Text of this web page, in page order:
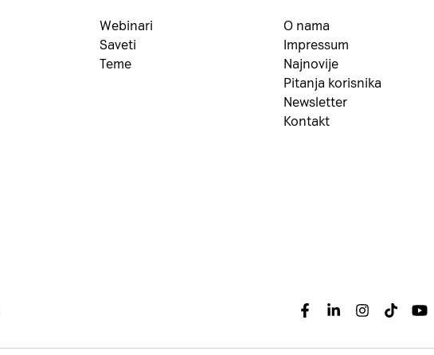
Webinari
Saveti
Teme
O nama
Impressum
Najnovije
Pitanja korisnika
Newsletter
Kontakt
Facebook
LinkedinInstagram
Tiktok